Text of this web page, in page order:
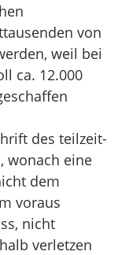
von
weil bei
ca. 12.000
des teilzeit-
wonach eine
dem
voraus
nicht
verletzen